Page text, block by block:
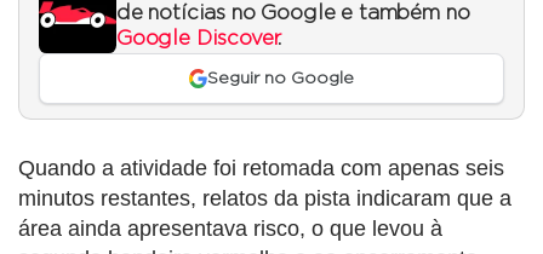
de notícias no Google e também no
Google Discover.
Seguir no Google
Quando a atividade foi retomada com apenas seis
minutos restantes, relatos da pista indicaram que a
área ainda apresentava risco, o que levou à